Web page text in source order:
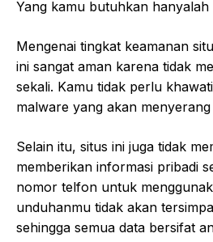
Yang kamu butuhkan
Mengenai tingkat keamanan
ini sangat aman karena tidak
sekali. Kamu tidak perlu
malware yang akan
Selain itu, situs ini juga tidak
memberikan informasi pribadi
nomor telfon untuk
unduhanmu tidak akan
sehingga semua data bersifat